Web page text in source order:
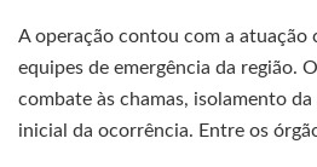
A operação contou com a
equipes de emergência da região.
combate às chamas, isolamento
inicial da ocorrência. Entre os